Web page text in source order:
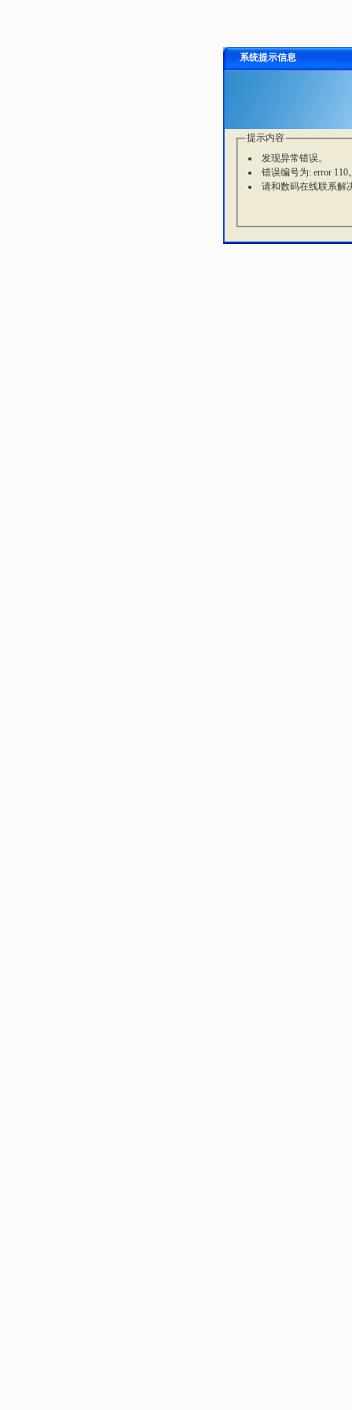
系统提示信息
提示内容
发现异常错误。
错误编号为: error 110
请和数码在线联系解